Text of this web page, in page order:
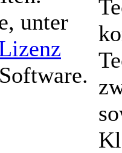
unter